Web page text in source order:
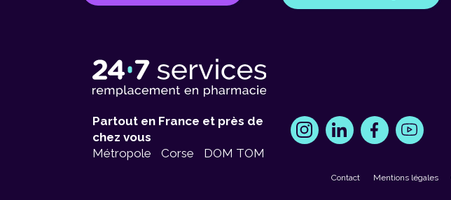
Partout en France et près de
chez vous
Métropole
Corse DOM TOM
Contact Mentions légales